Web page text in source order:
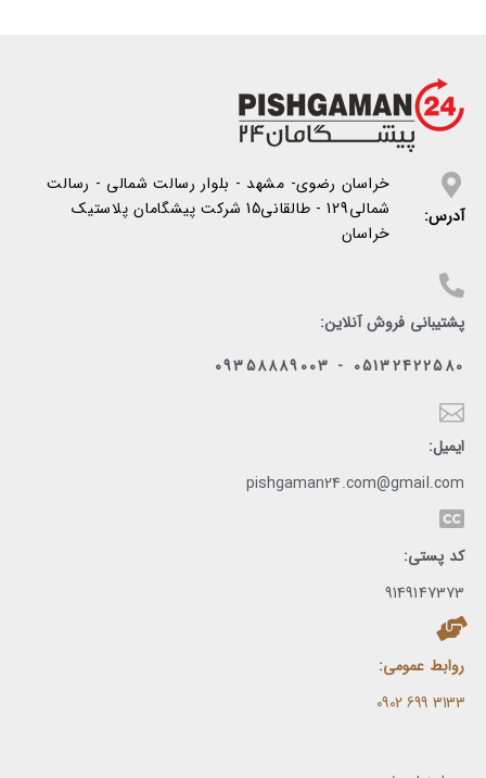
آدرس:
خراسان رضوی- مشهد - بلوار رسالت شمالی - رسالت
شمالی129 - طالقانی15 شرکت پیشگامان پلاستیک
خراسان
پشتیبانی فروش آنلاین:
05132422580 - 09358889003
ایمیل:
pishgaman24.com@gmail.com
کد پستی:
9149147373
روابط عمومی:
3133 699 0902​